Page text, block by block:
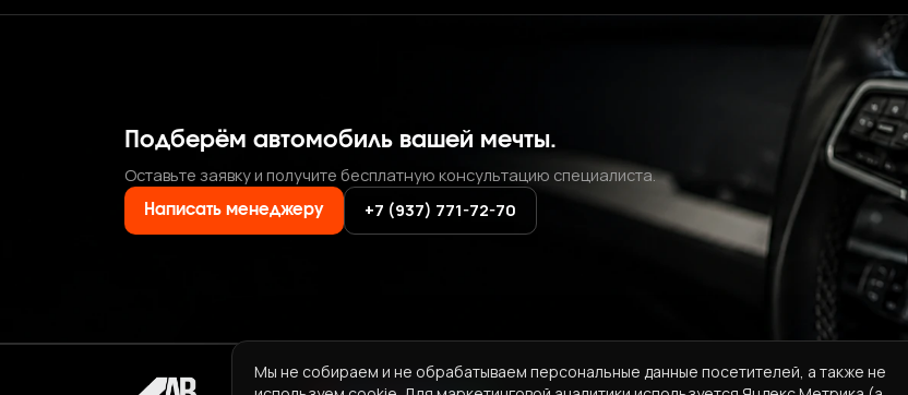
Подберём автомобиль вашей мечты.
Оставьте заявку и получите бесплатную консультацию специалиста.
Написать менеджеру +7 (937) 771-72-70
Мы не собираем и не обрабатываем персональные данные посетителей, а также не